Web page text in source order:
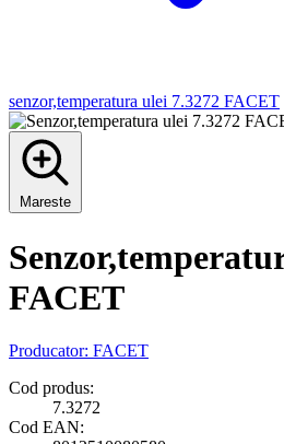
senzor,temperatura ulei 7.3272 FACET
Mareste
FACET
Producator: FACET
Cod produs:
7.3272
Cod EAN: